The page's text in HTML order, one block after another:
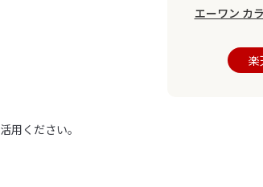
用ください。
エーワン カ
楽